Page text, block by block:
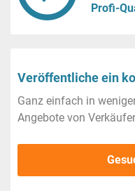
Profi-
Veröffentliche ein
Ganz einfach in
Angebote von